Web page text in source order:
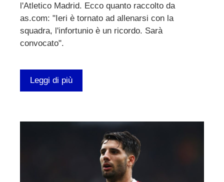
l'Atletico Madrid. Ecco quanto raccolto da
as.com: "Ieri è tornato ad allenarsi con la
squadra, l'infortunio è un ricordo. Sarà
convocato".
Leggi di più